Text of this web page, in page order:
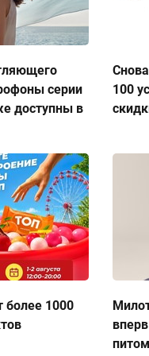
серии
доступны в
100
более 1000